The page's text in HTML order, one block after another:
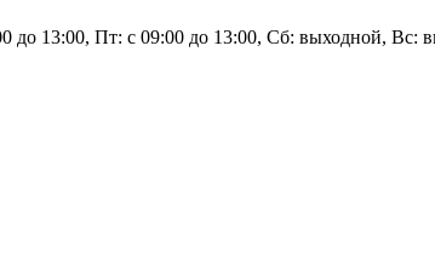
до 13:00, Пт: с 09:00 до 13:00, Сб: выходной, Вс: